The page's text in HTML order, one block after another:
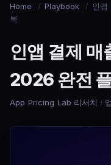
Home / Playbook / 인앱
북
인앱 결제 매
2026 완전
App Pricing Lab 리서치 ·